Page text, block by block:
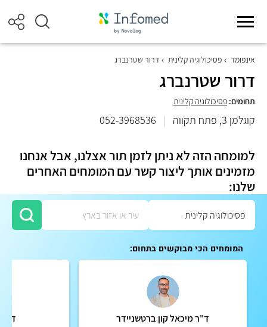
אינפומד פסיכולוגיה קלינית דרור שטרנברג
דרור שטרנברג
תחומים: פסיכולוגיה קלינית
קוגלמן 3, פתח תקווה |
052-3968536
למומחה הזה לא ניתן לזמן תור אצלנו, אבל אנחנו
מזמינים אותך ליצור קשר עם המומחים האחרים
שלנו:
המומחים הכי מבוקשים בתחום:
ד"ר מיכאל קון ברטשניידר ד"ר